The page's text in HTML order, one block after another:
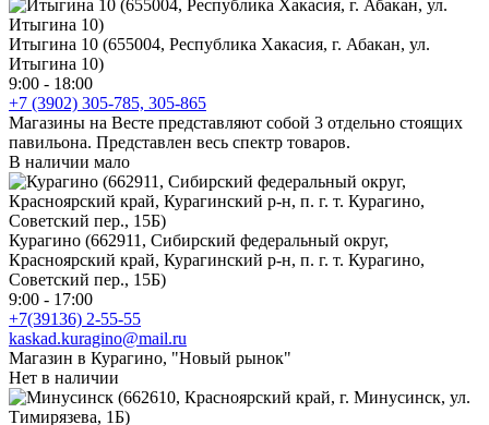
Итыгина 10 (655004, Республика Хакасия, г. Абакан, ул.
Итыгина 10)
9:00 - 18:00
+7 (3902) 305-785, 305-865
Магазины на Весте представляют собой 3 отдельно стоящих
павильона. Представлен весь спектр товаров.
В наличии мало
Курагино (662911, Сибирский федеральный округ,
Красноярский край, Курагинский р-н, п. г. т. Курагино,
Советский пер., 15Б)
9:00 - 17:00
+7(39136) 2-55-55
kaskad.kuragino@mail.ru
Магазин в Курагино, "Новый рынок"
Нет в наличии